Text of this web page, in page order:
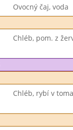
Ovocný čaj, voda
Chléb, pom. z
Chléb, rybí v